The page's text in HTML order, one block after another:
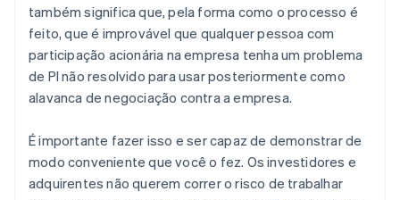
também significa que, pela forma como o processo é
feito, que é improvável que qualquer pessoa com
participação acionária na empresa tenha um problema
de PI não resolvido para usar posteriormente como
alavanca de negociação contra a empresa.
É importante fazer isso e ser capaz de demonstrar de
modo conveniente que você o fez. Os investidores e
adquirentes não querem correr o risco de trabalhar